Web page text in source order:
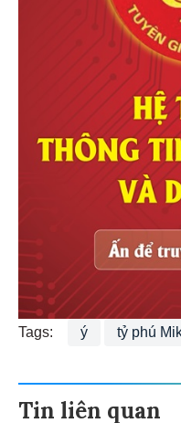
Tags: ý tỷ phú
Tin liên quan